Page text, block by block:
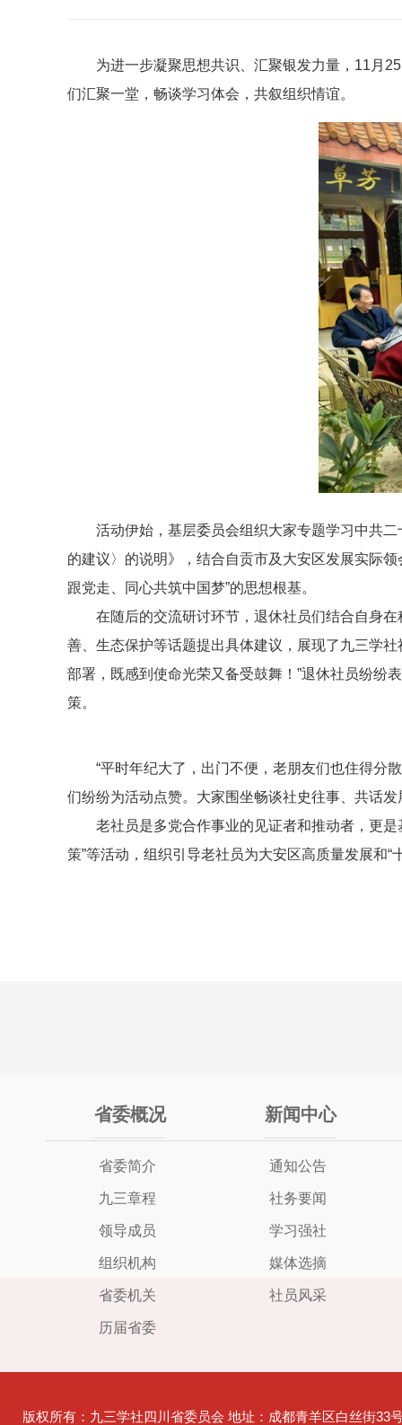
为进一步凝聚思想共识、汇聚银发力量，11月
们汇聚一堂，畅谈学习体会，共叙组织情谊。
活动伊始，基层委员会组织大家专题学习中共
的建议〉的说明》，结合自贡市及大安区发展实际
跟党走、同心共筑中国梦”的思想根基。
在随后的交流研讨环节，退休社员们结合自身
善、生态保护等话题提出具体建议，展现了九三学社
部署，既感到使命光荣又备受鼓舞！”退休社员纷纷
策。
“平时年纪大了，出门不便，老朋友们也住得分
们纷纷为活动点赞。大家围坐畅谈社史往事、共话
老社员是多党合作事业的见证者和推动者，更是
策”等活动，组织引导老社员为大安区高质量发展和“
省委概况
省委简介
九三章程
领导成员
组织机构
省委机关
历届省委
新闻中心
通知公告
社务要闻
学习强社
媒体选摘
社员风采
版权所有：九三学社四川省委员会 地址：成都青羊区白丝街33